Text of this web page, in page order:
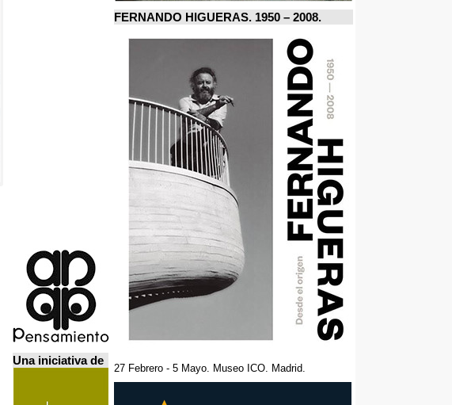
Una iniciativa de
FERNANDO HIGUERAS. 1950 – 2008.
27 Febrero - 5 Mayo. Museo ICO. Madrid.